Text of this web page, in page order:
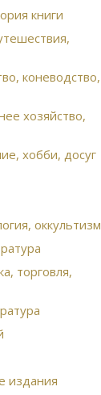
книги
коневодство,
хозяйство,
хобби, досуг
оккультизм
торговля,
издания